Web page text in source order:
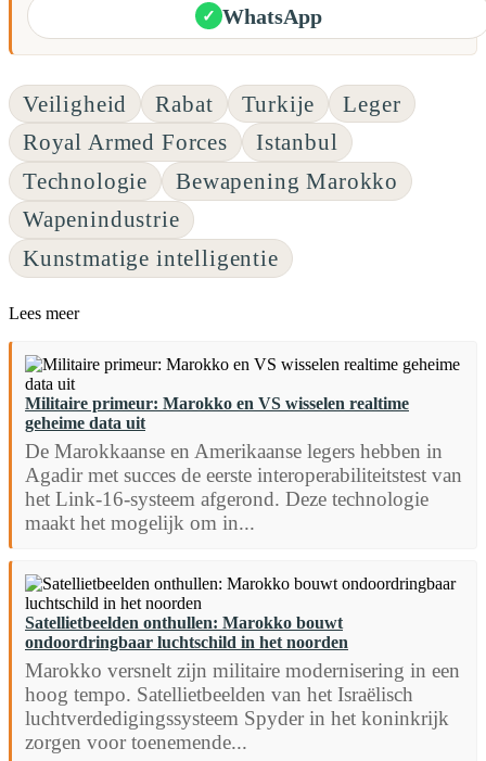
✓ WhatsApp
Veiligheid Rabat Turkije
Leger
Royal Armed Forces
Istanbul
Technologie
Bewapening Marokko
Wapenindustrie
Kunstmatige intelligentie
Lees meer
Militaire primeur: Marokko en VS wisselen realtime
geheime data uit
De Marokkaanse en Amerikaanse legers hebben in
Agadir met succes de eerste interoperabiliteitstest van
het Link-16-systeem afgerond. Deze technologie
maakt het mogelijk om in...
Satellietbeelden onthullen: Marokko bouwt
ondoordringbaar luchtschild in het noorden
Marokko versnelt zijn militaire modernisering in een
hoog tempo. Satellietbeelden van het Israëlisch
luchtverdedigingssysteem Spyder in het koninkrijk
zorgen voor toenemende...